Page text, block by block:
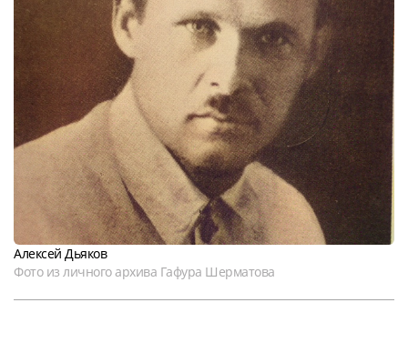
Алексей Дьяков
Фото из личного архива Гафура Шерматова